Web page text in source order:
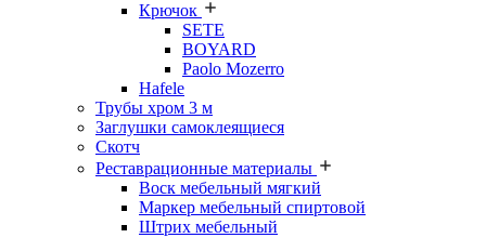
Крючок
SETE
BOYARD
Paolo Mozerro
Hafele
Трубы хром 3 м
Заглушки самоклеящиеся
Скотч
Реставрационные материалы
Воск мебельный мягкий
Маркер мебельный спиртовой
Штрих мебельный